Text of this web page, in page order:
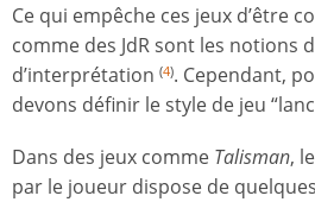
Ce qui empêche ces jeux d’être
comme des JdR sont les notions
d’interprétation (4). Cependant,
devons définir le style de jeu
Dans des jeux comme Talisman,
par le joueur dispose de